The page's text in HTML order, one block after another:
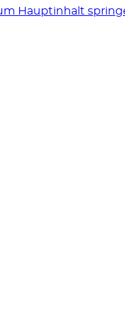
Hauptinhalt